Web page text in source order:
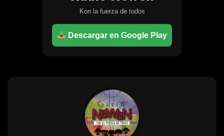
Kon la fuerza de todos
Descargar en Google Play